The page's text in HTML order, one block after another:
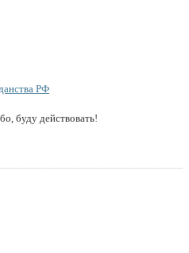
РФ
буду действовать!